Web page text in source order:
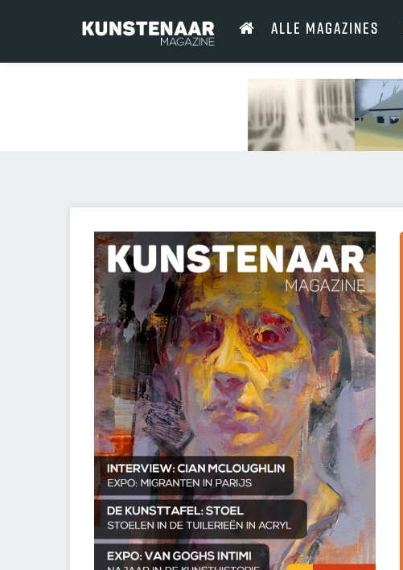
ALLE MAGAZINES